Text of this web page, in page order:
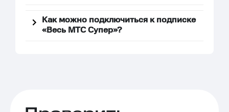
Как можно подключиться к подписке
«Весь МТС Супер»?